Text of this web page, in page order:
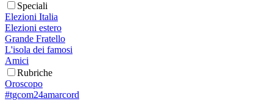
Speciali
Elezioni Italia
Elezioni estero
Grande Fratello
L'isola dei famosi
Amici
Rubriche
Oroscopo
#tgcom24amarcord